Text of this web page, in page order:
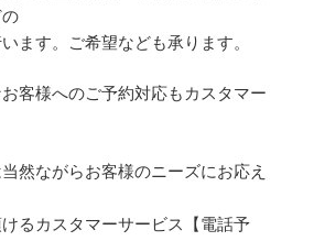
ます。ご希望なども承ります。
客様へのご予約対応もカスタマー
然ながらお客様のニーズにお応え
るカスタマーサービス【電話予